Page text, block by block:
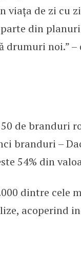
viața de zi cu
din
noi.” –
de branduri
branduri –
54% din
dintre cele
acoperind